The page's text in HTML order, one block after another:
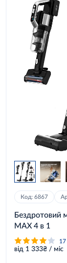
Код: 6867
Бездротовий
MAX 4 в 1
17
від 1 333₴ / міс